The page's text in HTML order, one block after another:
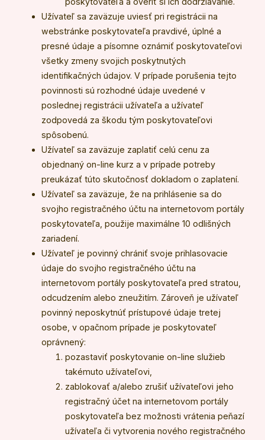
Užívateľ sa zaväzuje uviesť pri registrácii na
webstránke poskytovateľa pravdivé, úplné a
presné údaje a písomne oznámiť poskytovateľovi
všetky zmeny svojich poskytnutých
identifikačných údajov. V prípade porušenia tejto
povinnosti sú rozhodné údaje uvedené v
poslednej registrácii užívateľa a užívateľ
zodpovedá za škodu tým poskytovateľovi
spôsobenú.
Užívateľ sa zaväzuje zaplatiť celú cenu za
objednaný on-line kurz a v prípade potreby
preukázať túto skutočnosť dokladom o zaplatení.
Užívateľ sa zaväzuje, že na prihlásenie sa do
svojho registračného účtu na internetovom portály
poskytovateľa, použije maximálne 10 odlišných
zariadení.
Užívateľ je povinný chrániť svoje prihlasovacie
údaje do svojho registračného účtu na
internetovom portály poskytovateľa pred stratou,
odcudzením alebo zneužitím. Zároveň je užívateľ
povinný neposkytnúť prístupové údaje tretej
osobe, v opačnom prípade je poskytovateľ
oprávnený:
pozastaviť poskytovanie on-line služieb
takémuto užívateľovi,
zablokovať a/alebo zrušiť užívateľovi jeho
registračný účet na internetovom portály
poskytovateľa bez možnosti vrátenia peňazí
užívateľa či vytvorenia nového registračného